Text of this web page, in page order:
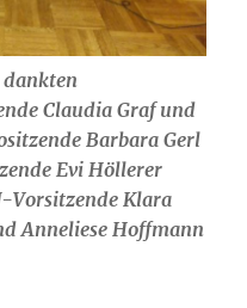
Claudia Graf und
Barbara Gerl
Evi Höllerer
Vorsitzende Klara
Anneliese Hoffmann